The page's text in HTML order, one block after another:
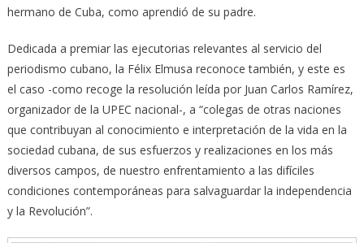
hermano de Cuba, como aprendió de su padre.
Dedicada a premiar las ejecutorias relevantes al servicio del
periodismo cubano, la Félix Elmusa reconoce también, y este es
el caso -como recoge la resolución leída por Juan Carlos Ramírez,
organizador de la UPEC nacional-, a “colegas de otras naciones
que contribuyan al conocimiento e interpretación de la vida en la
sociedad cubana, de sus esfuerzos y realizaciones en los más
diversos campos, de nuestro enfrentamiento a las difíciles
condiciones contemporáneas para salvaguardar la independencia
y la Revolución”.